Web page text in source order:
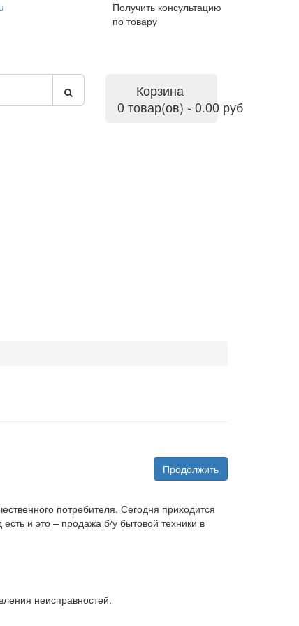
Получить консультацию
по товару
Корзина
0 товар(ов) - 0.00 руб
Продолжить
потребителя. Сегодня приходится
и это – продажа б/у бытовой техники в
неисправностей.